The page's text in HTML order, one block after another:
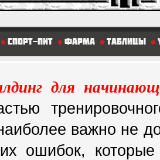
Спорт-пит Фарма Таблицы
для
важно не
ошибок,